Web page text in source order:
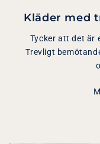
Kläder med
Tycker att det är
Trevligt